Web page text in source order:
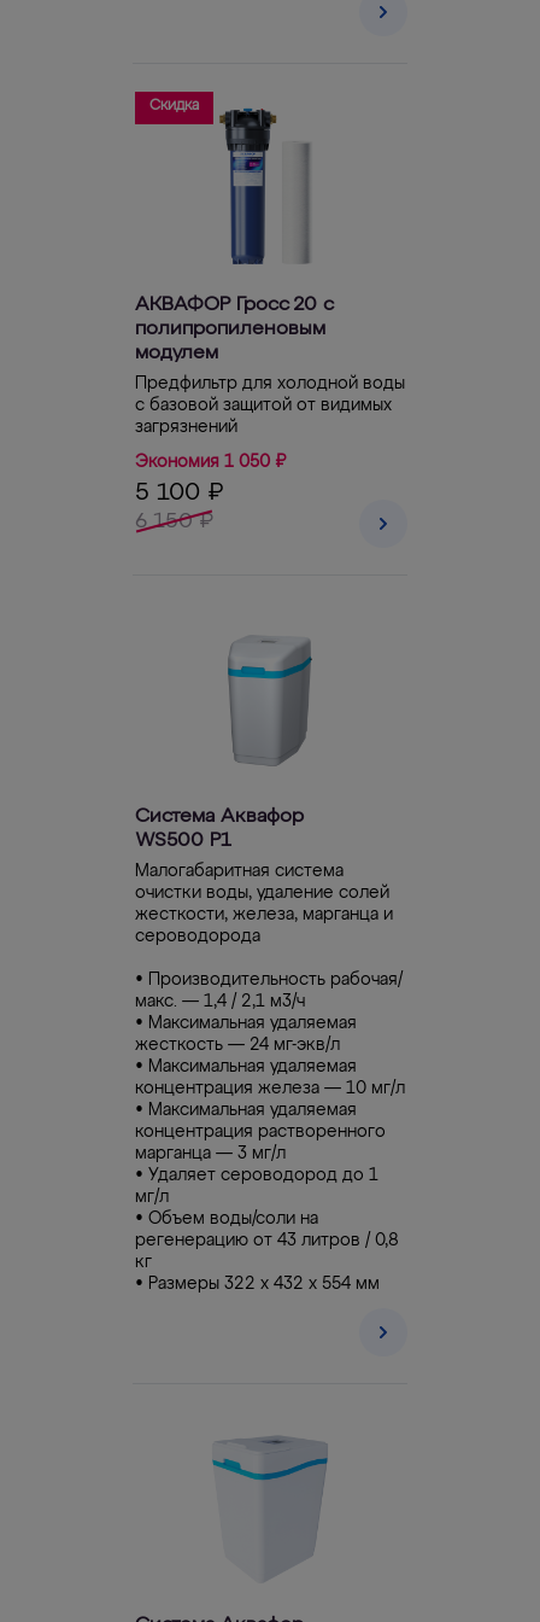
Скидка
АКВАФОР Гросс 20 с
полипропиленовым
модулем
Предфильтр для холодной воды
с базовой защитой от видимых
загрязнений
Экономия 1 050 ₽
5 100 ₽
6 150 ₽
Система Аквафор
WS500 P1
Малогабаритная система
очистки воды, удаление солей
жесткости, железа, марганца и
сероводорода
• Производительность рабочая/
макс. — 1,4 / 2,1 м3/ч
• Максимальная удаляемая
жесткость — 24 мг-экв/л
• Максимальная удаляемая
концентрация железа — 10 мг/л
• Максимальная удаляемая
концентрация растворенного
марганца — 3 мг/л
• Удаляет сероводород до 1
мг/л
• Объем воды/соли на
регенерацию от 43 литров / 0,8
кг
• Размеры 322 х 432 х 554 мм